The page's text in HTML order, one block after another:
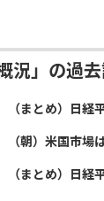
況」の過
（まとめ）日
（朝）米国市
（まとめ）日